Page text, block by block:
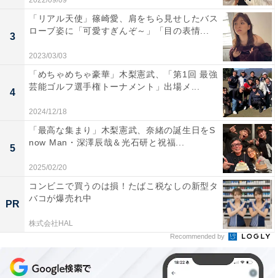
3
「リアル天使」篠崎愛、肩をちら見せしたバス
ローブ姿に「可愛すぎんぞ～」「目の表情...
2023/03/03
4
「めちゃめちゃ豪華」木梨憲武、「第1回 最強
芸能ゴルフ選手権トーナメント」出場メ...
2024/12/18
5
「最高な集まり」木梨憲武、奈緒の誕生日をS
now Man・深澤辰哉＆光石研と祝福...
2025/02/20
PR
コンビニで買うのは損！たばこ税なしの新型タ
バコが爆売れ中
株式会社HAL
Recommended by